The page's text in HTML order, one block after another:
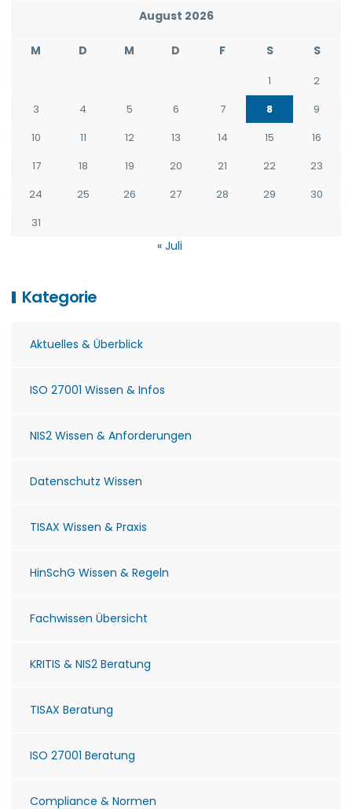
August 2026
M D M D F S S
1
2
3
4 5 6 7 8
9
10
11 12 13 14 15
16
17
18 19 20 21 22
23
24
25 26 27 28 29
30
31
« Juli
Kategorie
Aktuelles & Überblick
ISO 27001 Wissen & Infos
NIS2 Wissen & Anforderungen
Datenschutz Wissen
TISAX Wissen & Praxis
HinSchG Wissen & Regeln
Fachwissen Übersicht
KRITIS & NIS2 Beratung
TISAX Beratung
ISO 27001 Beratung
Compliance & Normen